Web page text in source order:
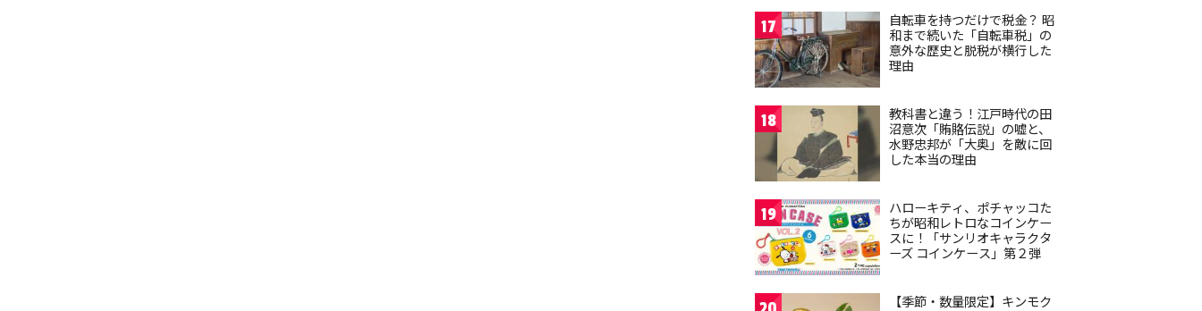
17
自転車を持つだけで税金？ 昭
和まで続いた「自転車税」の
意外な歴史と脱税が横行した
理由
18
教科書と違う！江戸時代の田
沼意次「賄賂伝説」の嘘と、
水野忠邦が「大奥」を敵に回
した本当の理由
19
ハローキティ、ポチャッコた
ちが昭和レトロなコインケー
スに！「サンリオキャラクタ
ーズ コインケース」第２弾
【季節・数量限定】キンモク